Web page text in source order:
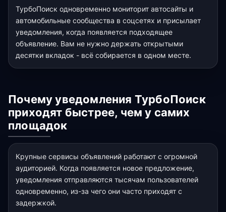
ТурбоПоиск одновременно мониторит автосайты и
автомобильные сообщества в соцсетях и присылает
уведомления, когда появляется подходящее
объявление. Вам не нужно держать открытыми
десятки вкладок - всё собирается в одном месте.
Почему уведомления ТурбоПоиск
приходят быстрее, чем у самих
площадок
Крупные сервисы объявлений работают с огромной
аудиторией. Когда появляется новое предложение,
уведомления отправляются тысячам пользователей
одновременно, из-за чего они часто приходят с
задержкой.